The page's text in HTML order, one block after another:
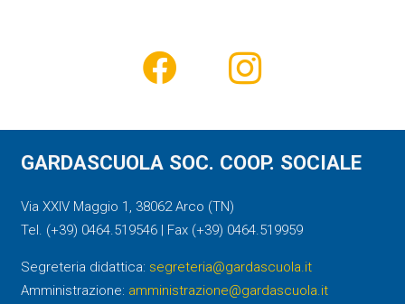
GARDASCUOLA SOC. COOP. SOCIALE
Via XXIV Maggio 1, 38062 Arco (TN)
Tel. (+39) 0464.519546 | Fax (+39) 0464.519959
Segreteria didattica: segreteria@gardascuola.it
Amministrazione: amministrazione@gardascuola.it